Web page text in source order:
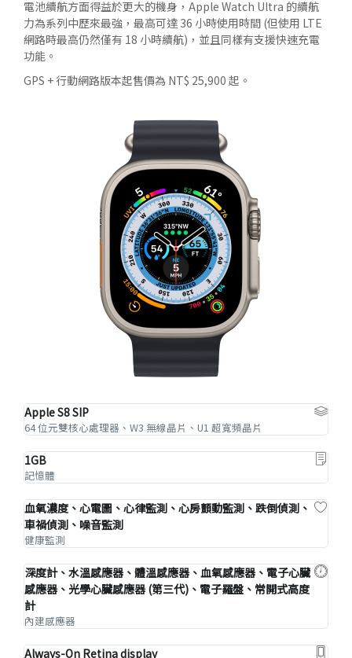
電池續航方面得益於更大的機身，Apple Watch Ultra 的續航
力為系列中歷來最強，最高可達 36 小時使用時間 (但使用 LTE
網路時最高仍然僅有 18 小時續航)，並且同樣有支援快速充電
功能。
GPS + 行動網路版本起售價為 NT$ 25,900 起。
Apple S8 SIP
64 位元雙核心處理器、W3 無線晶片、U1 超寬頻晶片
1GB
記憶體
血氧濃度、心電圖、心律監測、心房顫動監測、跌倒偵測、
車禍偵測、噪音監測
健康監測
深度計、水溫感應器、體溫感應器、血氧感應器、電子心臟
感應器、光學心臟感應器 (第三代)、電子羅盤、常開式高度
計
內建感應器
Always-On Retina display